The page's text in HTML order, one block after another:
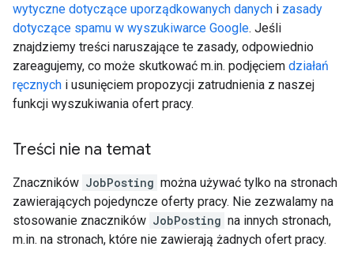
wytyczne dotyczące uporządkowanych danych i zasady
dotyczące spamu w wyszukiwarce Google. Jeśli
znajdziemy treści naruszające te zasady, odpowiednio
zareagujemy, co może skutkować m.in. podjęciem działań
ręcznych i usunięciem propozycji zatrudnienia z naszej
funkcji wyszukiwania ofert pracy.
Treści nie na temat
Znaczników JobPosting można używać tylko na stronach
zawierających pojedyncze oferty pracy. Nie zezwalamy na
stosowanie znaczników JobPosting na innych stronach,
m.in. na stronach, które nie zawierają żadnych ofert pracy.